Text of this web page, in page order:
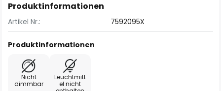
Produktinformationen
Artikel Nr.: 7592095X
Produktinformationen
Nicht
dimmbar
Leuchtmitt
el nicht